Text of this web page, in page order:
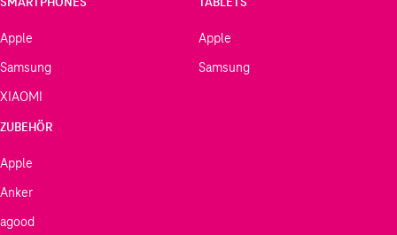
Apple
Samsung
XIAOMI
Apple
Samsung
ZUBEHÖR
Apple
Anker
agood